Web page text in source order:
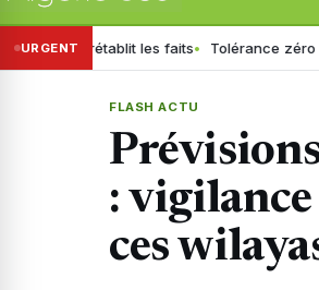
URGENT
rétablit les faits Tolérance zéro pour les
FLASH ACTU
:
ces